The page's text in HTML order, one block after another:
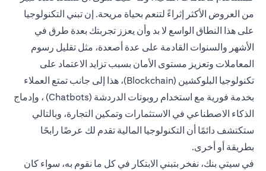
من العروض الأكثر إثراءً لتنعم بحياة مريحة. إن تبني التكنولوجيا
على هذا النطاق الواسع لا بد وأن يعزز تجربتك بعدة طرق في
الأشهر والسنوات القادمة على عدة أصعدة، مثل تقليل رسوم
المعاملات وتعزيز مستوى الأمان بسبب تزايد الاعتماد على
تكنولوجيا البلوكشين (Blockchain)، هذا إلى جانب تمتع العملاء
بخدمة فورية مع استخدام روبوتات الدردشة (Chatbots) ، وإدماج
الذكاء الاصطناعي في الاستثمارات وتمكين التجارة، وبالتالي
ستكتشف دائمًا أن التكنولوجيا المالية تقدم لك عرضًا رابحًا
بطريقة أو أخرى.
في سيتي بنك، نفخر بتبني الابتكار في كل ما نقوم به، سواء كان